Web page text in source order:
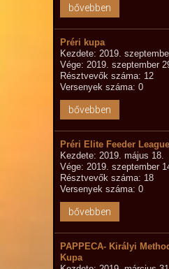
bővebben
Préri kupa
Kezdete: 2019.
Vége: 2019. szeptember
Résztvevők száma: 12
Versenyek száma: 0
bővebben
Préri Elite Feeder
Kezdete: 2019. május 18.
Vége: 2019. szeptember
Résztvevők száma: 18
Versenyek száma: 0
bővebben
PAPPECA- Királyi
Kupa